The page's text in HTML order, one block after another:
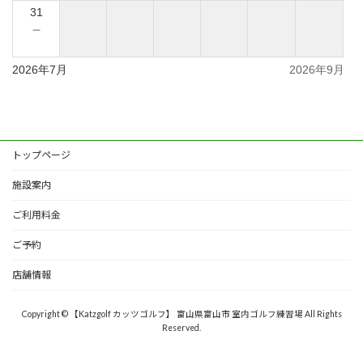
31
－
2026年7月 2026年9月
トップページ
施設案内
ご利用料金
ご予約
店舗情報
Copyright © 【Katzgolf カッツゴルフ】 富山県富山市 室内ゴルフ練習場 All Rights
Reserved.